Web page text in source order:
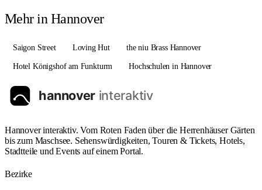
Mehr in Hannover
Saigon Street Loving Hut the niu Brass Hannover
Hotel Königshof am Funkturm Hochschulen in Hannover
Hannover interaktiv. Vom Roten Faden über die Herrenhäuser Gärten
bis zum Maschsee. Sehenswürdigkeiten, Touren & Tickets, Hotels,
Stadtteile und Events auf einem Portal.
Bezirke